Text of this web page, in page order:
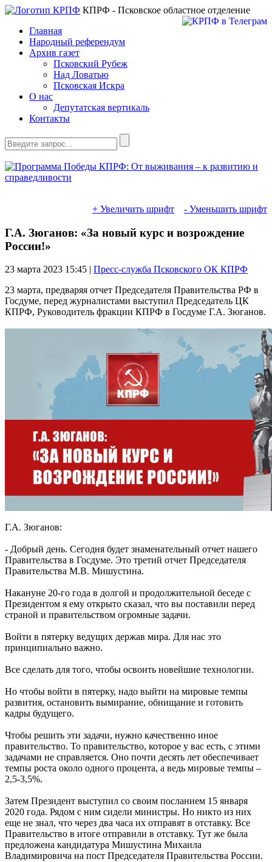
КПРФ - Псковское областное отделение
Главная
Народный референдум
Архив газет
Псковский Рубеж
Над Ловатью
Псковская Искра
О нас
Депутатская вертикаль
Контакты
+ Увеличить шрифт - Уменьшить шрифт
Г.А. Зюганов: «За новый курс и возрождение
России!»
23 марта 2023 15:45 | Пресс-служба Псковского ОК КПРФ
23 марта, предваряя отчет Председателя Правительства РФ в
Госдуме, перед журналистами выступил Председатель ЦК
КПРФ, Руководитель фракции КПРФ в Госдуме Г.А. Зюганов.
Г.А. Зюганов:
- Добрый день. Сегодня будет знаменательный отчет нашего
Правительства в Госдуме. Это третий отчет Председателя
Правительства М.В. Мишустина.
Накануне 20-го года в долгой и продолжительной беседе с
Президентом я ему открыто сказал, что вы поставили перед
страной и правительством огромные задачи.
Войти в пятерку ведущих держав мира. Для нас это
принципиально важно.
Все сделать для того, чтобы освоить новейшие технологии.
Но чтобы войти в пятерку, надо выйти на мировые темпы
развития, остановить вымирание, обнищание и готовить
кадры будущего.
Чтобы решить эти задачи, нужно качественно иное
правительство. То правительство, которое у вас есть, с этими
задачами не справляется. Оно почти десять лет обеспечивает
темпы роста около одного процента, а ведь мировые темпы –
2,5-3,5%.
Затем Президент выступил со своим посланием 15 января
2020 года. Рядом с ним сидели министры. Но никто из них
еще не знал, что через два часа их отправят в отставку. Все
Правительство в итоге отправили в отставку. Тут же была
предложена кандидатура Мишустина Михаила
Владимировича на пост Председателя Правительства России.